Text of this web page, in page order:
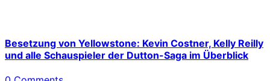
Besetzung von Yellowstone: Kevin Costner, Kelly Reilly
und alle Schauspieler der Dutton-Saga im Überblick